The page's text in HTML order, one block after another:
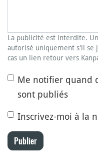
La publicité est interdite.
autorisé uniquement s'il se
cas un lien retour vers
Me notifier quand
sont publiés
Inscrivez-moi à la
Publier